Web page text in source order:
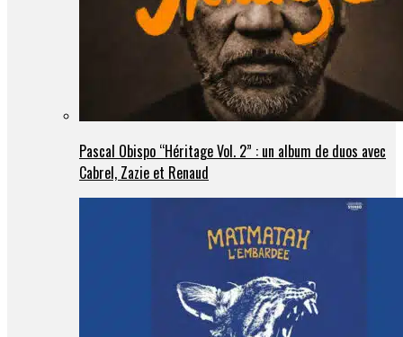
Pascal Obispo “Héritage Vol. 2” : un album de duos avec
Cabrel, Zazie et Renaud